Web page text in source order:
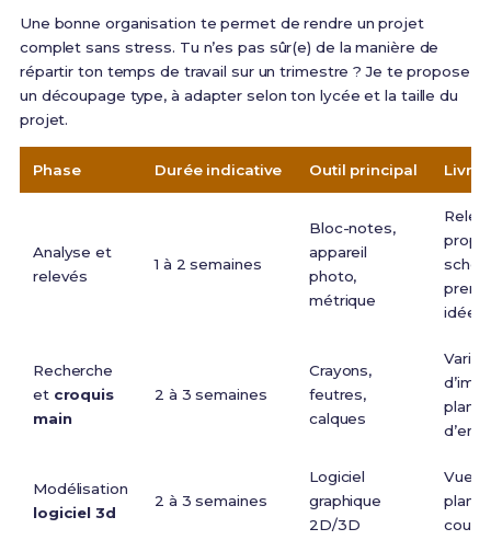
Une bonne organisation te permet de rendre un projet
complet sans stress. Tu n’es pas sûr(e) de la manière de
répartir ton temps de travail sur un trimestre ? Je te propose
un découpage type, à adapter selon ton lycée et la taille du
projet.
Phase Durée indicative Outil principal
Analyse et
relevés
1 à 2 semaines
Bloc-notes,
appareil
photo,
métrique
idées
Recherche
et croquis
main
2 à 3 semaines
Crayons,
feutres,
calques
plan
Modélisation
logiciel 3d
2 à 3 semaines
Logiciel
graphique
2D/3D
Vues
plans